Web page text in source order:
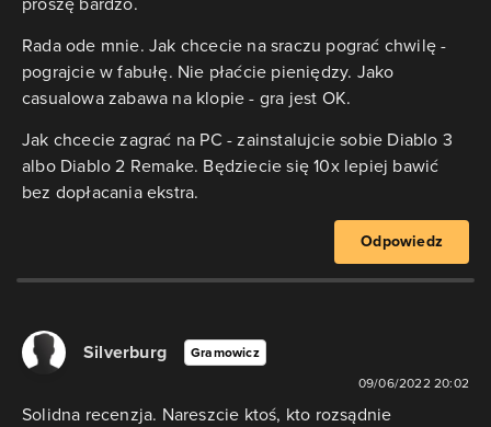
Rada ode mnie. Jak chcecie na sraczu pograć chwilę -
pograjcie w fabułę. Nie płaćcie pieniędzy. Jako
casualowa zabawa na klopie - gra jest OK.
Jak chcecie zagrać na PC - zainstalujcie sobie Diablo 3
albo Diablo 2 Remake. Będziecie się 10x lepiej bawić
bez dopłacania ekstra.
Odpowiedz
Silverburg Gramowicz
09/06/2022 20:02
Solidna recenzja. Nareszcie ktoś, kto rozsądnie